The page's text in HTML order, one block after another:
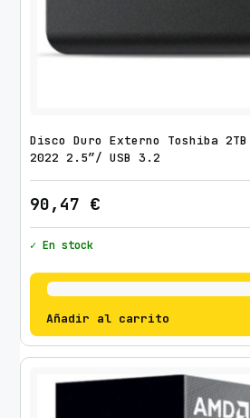
Disco Duro Externo Toshiba
2022 2.5″/ USB 3.2
90,47 €
✓ En stock
Añadir al carrito